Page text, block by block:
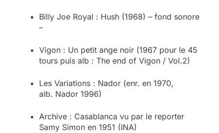
Billy Joe Royal : Hush (1968) – fond sonore
–
Vigon : Un petit ange noir (1967 pour le 45
tours puis alb : The end of Vigon / Vol.2)
Les Variations : Nador (enr. en 1970,
alb. Nador 1996)
Archive : Casablanca vu par le reporter
Samy Simon en 1951 (INA)